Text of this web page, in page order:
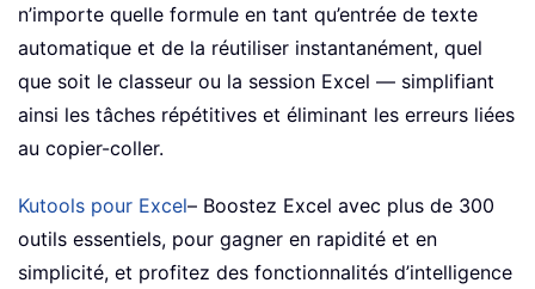
n’importe quelle formule en tant qu’entrée de texte
automatique et de la réutiliser instantanément, quel
que soit le classeur ou la session Excel — simplifiant
ainsi les tâches répétitives et éliminant les erreurs liées
au copier-coller.
Kutools pour Excel– Boostez Excel avec plus de 300
outils essentiels, pour gagner en rapidité et en
simplicité, et profitez des fonctionnalités d’intelligence